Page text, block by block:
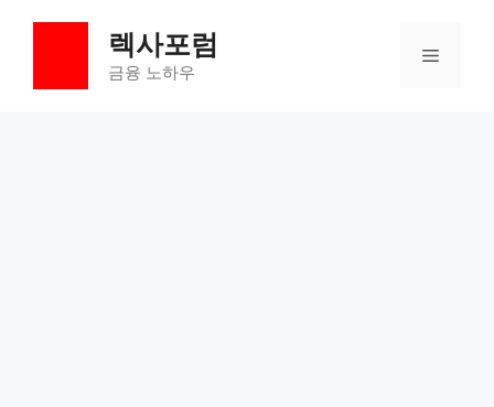
렉사포럼
금융 노하우
메